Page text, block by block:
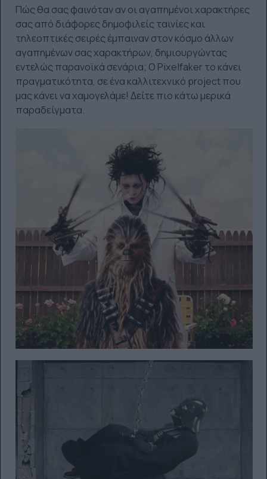
Πώς θα σας φαινόταν αν οι αγαπημένοι χαρακτήρες
σας από διάφορες δημοφιλείς ταινίες και
τηλεοπτικές σειρές έμπαιναν στον κόσμο άλλων
αγαπημένων σας χαρακτήρων, δημιουργώντας
εντελώς παρανοϊκά σενάρια; Ο Pixelfaker το κάνει
πραγματικότητα, σε ένα καλλιτεχνικό project που
μας κάνει να χαμογελάμε! Δείτε πιο κάτω μερικά
παραδείγματα.